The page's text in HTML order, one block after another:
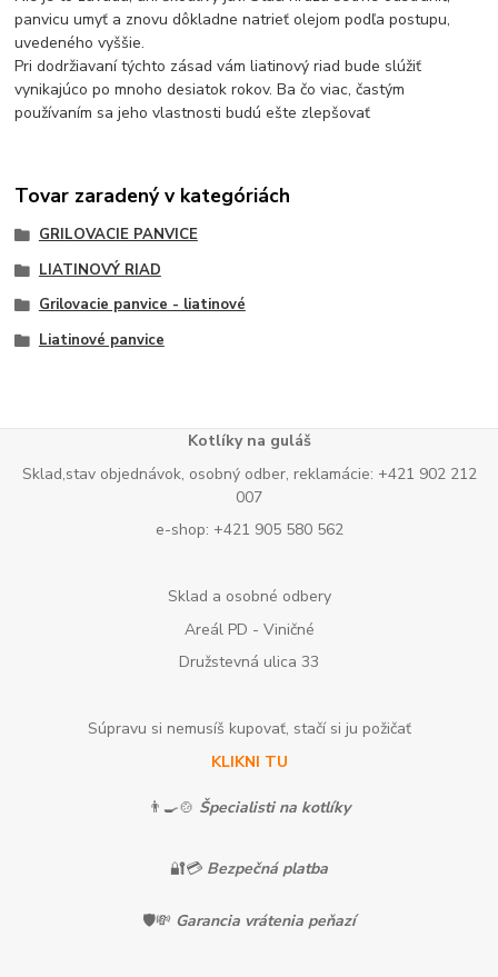
panvicu umyť a znovu dôkladne natrieť olejom podľa postupu,
uvedeného vyššie.
Pri dodržiavaní týchto zásad vám liatinový riad bude slúžiť
vynikajúco po mnoho desiatok rokov. Ba čo viac, častým
používaním sa jeho vlastnosti budú ešte zlepšovať
Tovar zaradený v kategóriách
GRILOVACIE PANVICE
LIATINOVÝ RIAD
Grilovacie panvice - liatinové
Liatinové panvice
Kotlíky na guláš
Sklad,stav objednávok, osobný odber, reklamácie: +421 902 212
007
e-shop: +421 905 580 562
Sklad a osobné odbery
Areál PD - Viničné
Družstevná ulica 33
Súpravu si nemusíš kupovať, stačí si ju požičať
KLIKNI TU
👨‍🍳🍲 Špecialisti na kotlíky
🔐💳 Bezpečná platba
🛡️💸 Garancia vrátenia peňazí